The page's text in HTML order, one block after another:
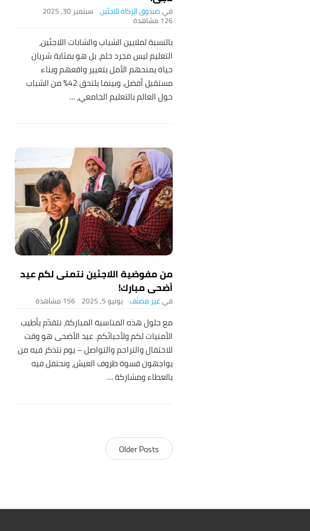
‎في صندوق الزكاة للاجئين سبتمبر 30, 2025
126 ‎مشاهدة
بالنسبة لملايين الشباب والشابات اللاجئين،
التعليم ليس مجرد حلم، بل هو بمثابة شريان
حياة يمنحهم الأمل بتغيير واقعهم وبناء
مستقبل أفضل. وبينما يلتحق 42٪ من الشباب
حول العالم بالتعليم الجامعي،…
من مفوضية اللاجئين نتمنى لكم عيد
أضحى مبارك!
‎في غير مصنّف يونيو 5, 2025 156 ‎مشاهدة
مع حلول هذه المناسبة المباركة، نتقدّم بأطيب
الأمنيات لكم ولأحبائكم. عيد الأضحى هو وقت
للاحتفال والتراحم والتواصل – يوم نتذكر فيه من
يواجهون قسوة ظروف العيش، ونحتفل فيه
بالعطاء ومشاركة…
Older Posts